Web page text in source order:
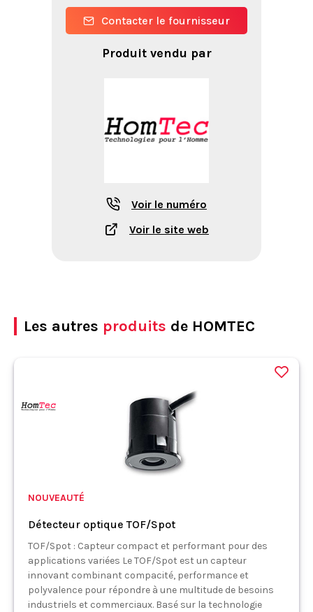
Contacter le fournisseur
Produit vendu par
Voir le numéro
Voir le site web
Les autres produits de HOMTEC
NOUVEAUTÉ
Détecteur optique TOF/Spot
TOF/Spot : Capteur compact et performant pour des
applications variées Le TOF/Spot est un capteur
innovant combinant compacité, performance et
polyvalence pour répondre à une multitude de besoins
industriels et commerciaux. Basé sur la technologie